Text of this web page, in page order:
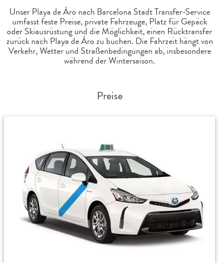
Unser Playa de Áro nach Barcelona Stadt Transfer-Service
umfasst feste Preise, private Fahrzeuge, Platz für Gepäck
oder Skiausrüstung und die Möglichkeit, einen Rücktransfer
zurück nach Playa de Áro zu buchen. Die Fahrzeit hängt von
Verkehr, Wetter und Straßenbedingungen ab, insbesondere
während der Wintersaison.
Preise